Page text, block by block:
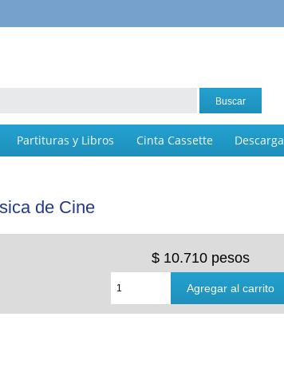
Partituras y Libros Cinta Cassette Descarga
de Cine
$ 10.710 pesos